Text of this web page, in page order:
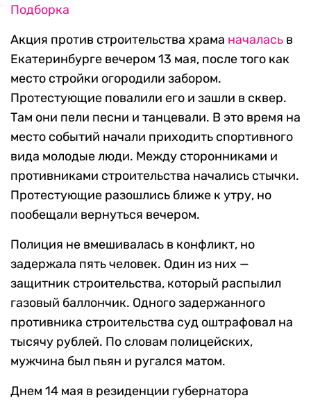
Подборка
Акция против строительства храма началась в
Екатеринбурге вечером 13 мая, после того как
место стройки огородили забором.
Протестующие повалили его и зашли в сквер.
Там они пели песни и танцевали. В это время на
место событий начали приходить спортивного
вида молодые люди. Между сторонниками и
противниками строительства начались стычки.
Протестующие разошлись ближе к утру, но
пообещали вернуться вечером.
Полиция не вмешивалась в конфликт, но
задержала пять человек. Один из них —
защитник строительства, который распылил
газовый баллончик. Одного задержанного
противника строительства суд оштрафовал на
тысячу рублей. По словам полицейских,
мужчина был пьян и ругался матом.
Днем 14 мая в резиденции губернатора